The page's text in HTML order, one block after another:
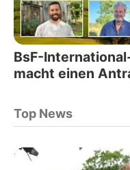
BsF-
macht einen
Top News